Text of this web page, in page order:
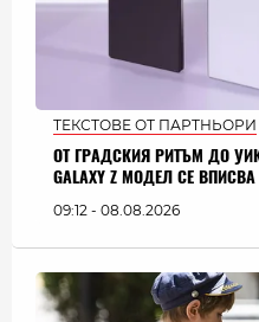
ТЕКСТОВЕ ОТ ПАРТНЬОРИ
ОТ ГРАДСКИЯ РИТЪМ ДО
GALAXY Z МОДЕЛ СЕ
09:12 - 08.08.2026